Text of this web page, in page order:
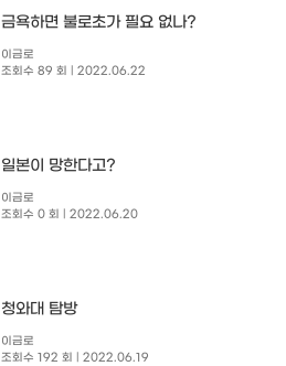
금욕하면 불로초가 필요 없나?
이금로
조회수 89 회
| 2022.06.22
일본이 망한다고?
이금로
조회수 0 회
| 2022.06.20
청와대 탐방
이금로
조회수 192 회
| 2022.06.19